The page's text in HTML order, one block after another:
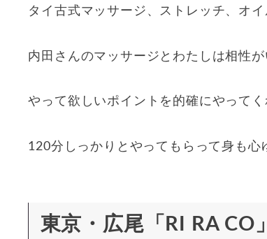
タイ古式マッサージ、ストレッチ、オ
内田さんのマッサージとわたしは相性が
やって欲しいポイントを的確にやって
120分しっかりとやってもらって身も心
東京・広尾「RI RA